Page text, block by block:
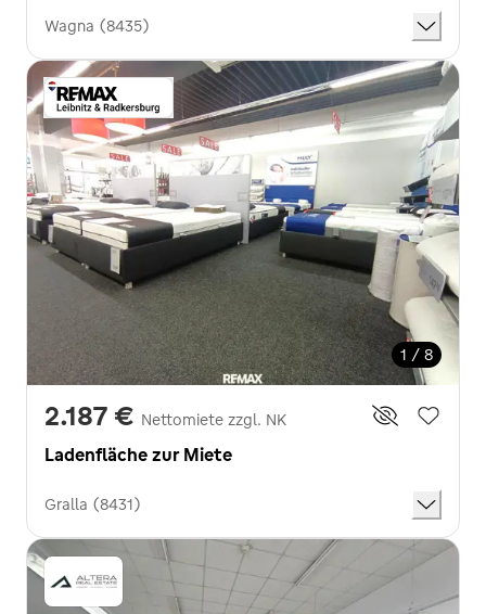
Wagna (8435)
1 / 8
2.187 € Nettomiete zzgl. NK
Ladenfläche zur Miete
Gralla (8431)